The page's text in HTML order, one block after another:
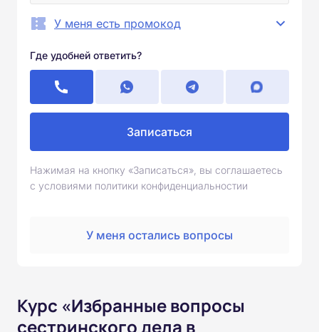
У меня есть промокод
Где удобней ответить?
Записаться
Нажимая на кнопку «Записаться», вы соглашаетесь
с условиями политики конфиденциальностии
У меня остались вопросы
Курс «Избранные вопросы
сестринского дела в